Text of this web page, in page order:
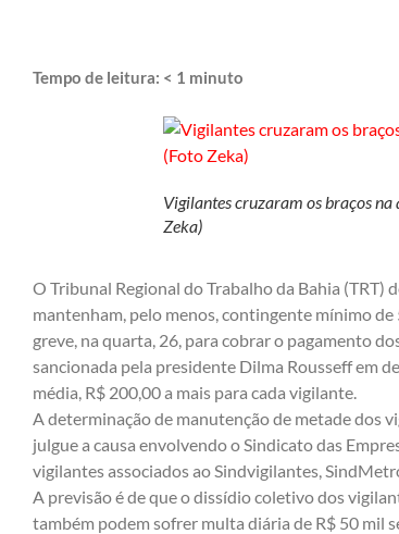
Tempo de leitura: < 1 minuto
Vigilantes cruzaram os braços
Zeka)
O Tribunal Regional do Trabalho da Bahia
mantenham, pelo menos, contingente mínimo
greve, na quarta, 26, para cobrar o pagamento
sancionada pela presidente Dilma Rousseff em
média, R$ 200,00 a mais para cada vigilante.
A determinação de manutenção de metade dos
julgue a causa envolvendo o Sindicato das
vigilantes associados ao Sindvigilantes,
A previsão é de que o dissídio coletivo dos
também podem sofrer multa diária de R$ 50 mil